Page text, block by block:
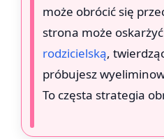
może obrócić się
strona może
rodzicielską,
próbujesz
To częsta strategia